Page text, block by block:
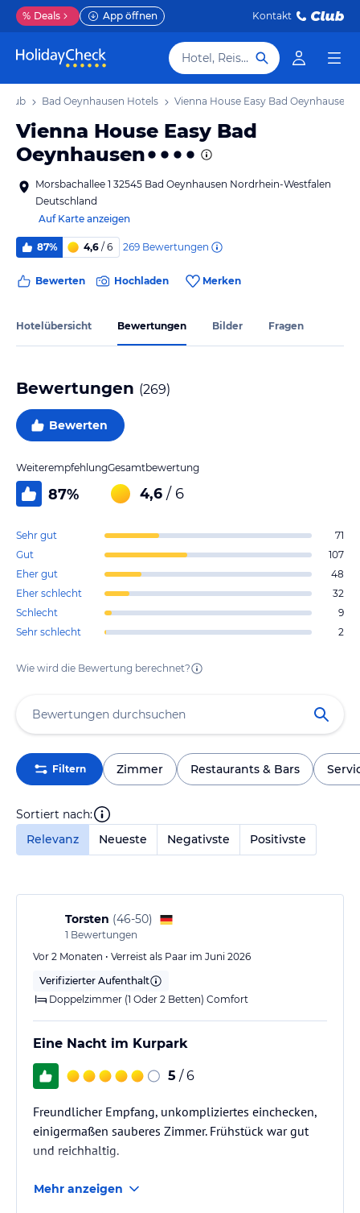
% Deals App öffnen Kontakt
Hotel, Reiseziel
Bad Oeynhausen Hotels Vienna House Easy Bad Oeynhausen
Vienna House Easy Bad
Oeynhausen
Morsbachallee 1 32545 Bad Oeynhausen Nordrhein-Westfalen
Deutschland
Auf Karte anzeigen
87% 4,6 / 6 269 Bewertungen
Bewerten Hochladen Merken
Hotelübersicht Bewertungen Bilder Fragen
Bewertungen (269)
Bewerten
Weiterempfehlung
87%
Gesamtbewertung
4,6 / 6
Sehr gut
71
Gut
107
Eher gut
48
Eher schlecht
32
Schlecht
9
Sehr schlecht
2
Wie wird die Bewertung berechnet?
Filtern Zimmer Restaurants & Bars
Sortiert nach:
Relevanz
Neueste Negativste Positivste
Torsten (46-50)
1 Bewertungen
Vor 2 Monaten • Verreist als Paar im Juni 2026
Verifizierter Aufenthalt
Doppelzimmer (1 Oder 2 Betten) Comfort
Eine Nacht im Kurpark
5 / 6
Freundlicher Empfang, unkompliziertes einchecken,
einigermaßen sauberes Zimmer. Frühstück war gut
und reichhaltig.
Mehr anzeigen